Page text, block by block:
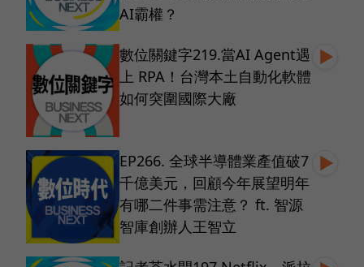
AI霸權？
數位關鍵字219.當AI Agent遇
上 RPA！台灣本土自動化軟體
如何突圍國際大廠
EP266. 全球半導體業產值破7
千億美元，回顧今年展望明年
有哪二件事需注意？ ft. 智源
智庫創辦人王智立